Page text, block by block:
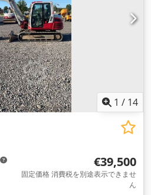
1 / 14
€39,500
固定価格 消費税を別途表示できませ
ん